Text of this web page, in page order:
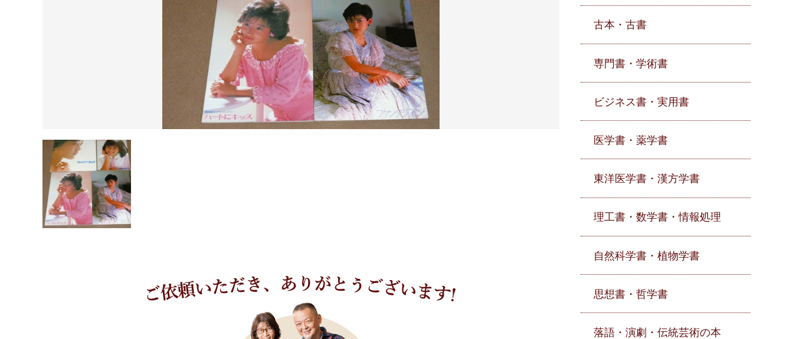
古本・古書
専門書・学術書
ビジネス書・実用書
医学書・薬学書
東洋医学書・漢方学書
理工書・数学書・情報処理
自然科学書・植物学書
思想書・哲学書
落語・演劇・伝統芸術の本